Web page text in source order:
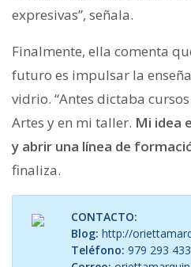
expresivas”, señala.
Finalmente, ella comenta
futuro es impulsar la
vidrio. “Antes dictaba
Artes y en mi taller. Mi idea
y abrir una línea de
finaliza.
CONTACTO:
Blog: http://
Teléfono: 979 293 433